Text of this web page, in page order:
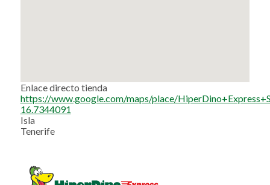
Enlace directo tienda
https://www.google.com/maps/place/
16.7344091
Isla
Tenerife